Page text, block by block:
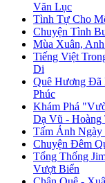
Văn Lục
Tình Tự Cho
Chuyện Tình
Mùa Xuân,
Tiếng Việt
Di
Quê Hương Đã
Phúc
Khám Phá
Dạ Vũ - Hoàng
Tấm Ảnh
Chuyện Đêm
Tổng Thống
Vượt Biển